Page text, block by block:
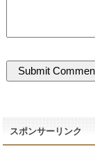
スポンサーリンク